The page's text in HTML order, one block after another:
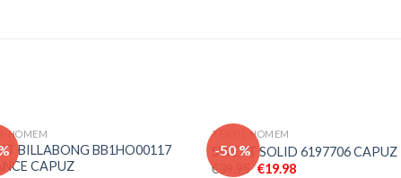
Adicionar
aos meus
HOMEM
BILLABONG BB1HO00117
CAPUZ
-50 %
aos
TEXTIL HOMEM
SWEAT SOLID 6197706 CAPUZ
€ 39.95 €19.98